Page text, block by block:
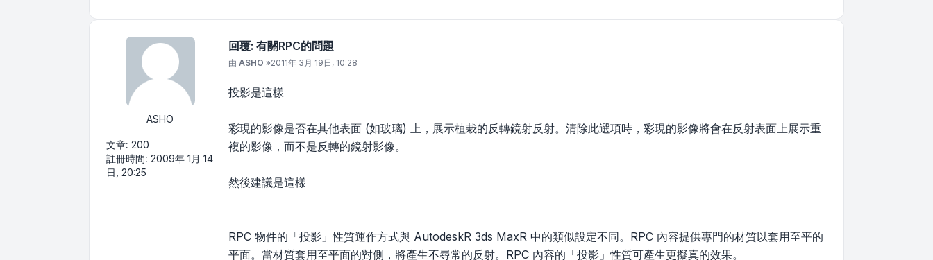
ASHO
文章: 200
註冊時間: 2009年 1月 14
日, 20:25
回覆: 有關RPC的問題
文章
由 ASHO »2011年 3月 19日, 10:28
投影是這樣
彩現的影像是否在其他表面 (如玻璃) 上，展示植栽的反轉鏡射反射。清除此選項時，彩現的影像將會在反射表面上展示重
複的影像，而不是反轉的鏡射影像。
然後建議是這樣
RPC 物件的「投影」性質運作方式與 AutodeskR 3ds MaxR 中的類似設定不同。RPC 內容提供專門的材質以套用至平的
平面。當材質套用至平面的對側，將產生不尋常的反射。RPC 內容的「投影」性質可產生更擬真的效果。